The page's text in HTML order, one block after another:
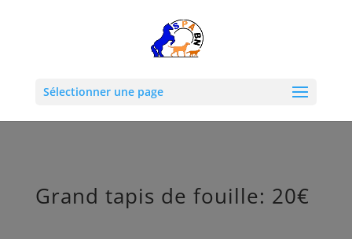
Sélectionner une page
Grand tapis de fouille: 20€